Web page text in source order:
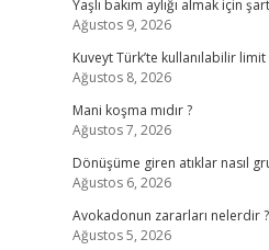
Yaşlı bakım aylığı almak için
Ağustos 9, 2026
Kuveyt Türk’te kullanılabilir
Ağustos 8, 2026
Mani koşma mıdır ?
Ağustos 7, 2026
Dönüşüme giren atıklar nasıl
Ağustos 6, 2026
Avokadonun zararları nelerdir ?
Ağustos 5, 2026